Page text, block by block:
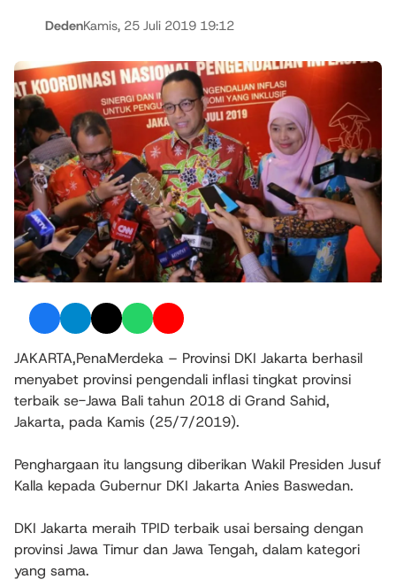
DedenKamis, 25 Juli 2019 19:12
JAKARTA,PenaMerdeka – Provinsi DKI Jakarta berhasil
menyabet provinsi pengendali inflasi tingkat provinsi
terbaik se-Jawa Bali tahun 2018 di Grand Sahid,
Jakarta, pada Kamis (25/7/2019).
Penghargaan itu langsung diberikan Wakil Presiden Jusuf
Kalla kepada Gubernur DKI Jakarta Anies Baswedan.
DKI Jakarta meraih TPID terbaik usai bersaing dengan
provinsi Jawa Timur dan Jawa Tengah, dalam kategori
yang sama.